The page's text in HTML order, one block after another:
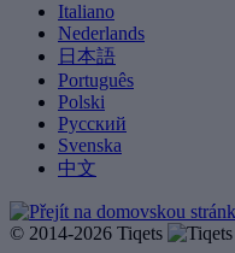
Italiano
Nederlands
日本語
Português
Polski
Русский
Svenska
中文
© 2014-2026 Tiqets